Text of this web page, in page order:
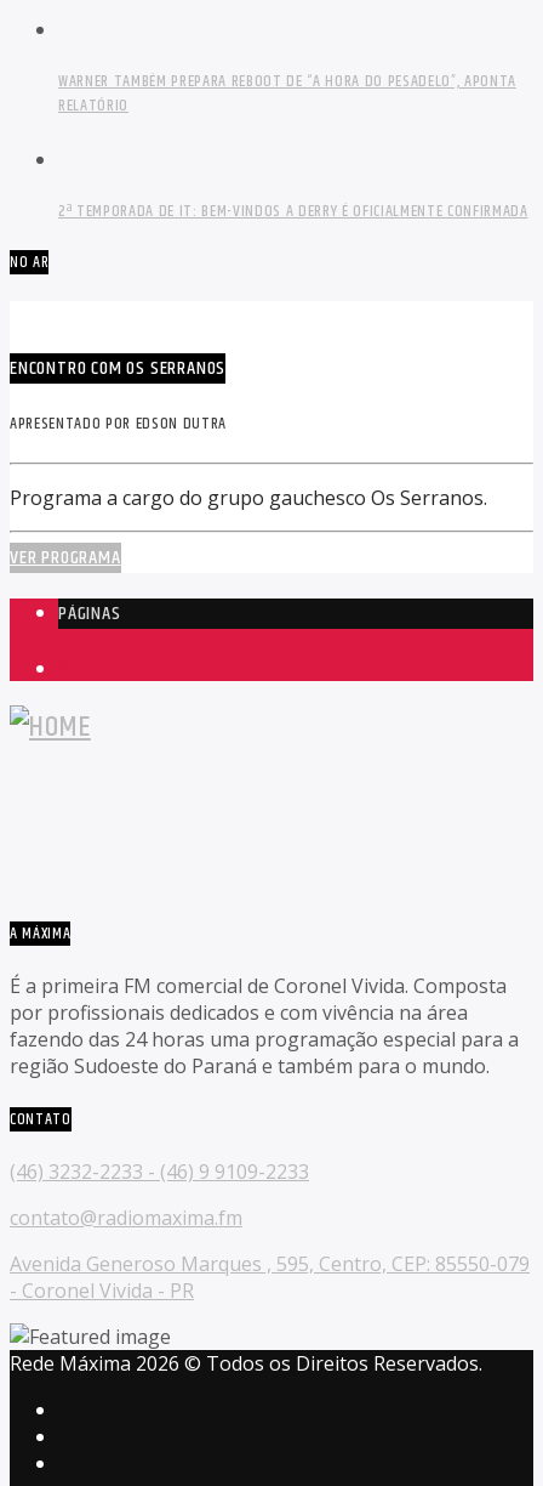
WARNER TAMBÉM PREPARA REBOOT DE “A HORA DO PESADELO”, APONTA
RELATÓRIO
2ª TEMPORADA DE IT: BEM-VINDOS A DERRY É OFICIALMENTE CONFIRMADA
NO AR
ENCONTRO COM OS SERRANOS
APRESENTADO POR EDSON DUTRA
Programa a cargo do grupo gauchesco Os Serranos.
VER PROGRAMA
PÁGINAS
A MÁXIMA
É a primeira FM comercial de Coronel Vivida. Composta
por profissionais dedicados e com vivência na área
fazendo das 24 horas uma programação especial para a
região Sudoeste do Paraná e também para o mundo.
CONTATO
(46) 3232-2233 - (46) 9 9109-2233
contato@radiomaxima.fm
Avenida Generoso Marques , 595, Centro, CEP: 85550-079
- Coronel Vivida - PR
Rede Máxima 2026 © Todos os Direitos Reservados.